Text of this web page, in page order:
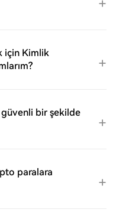
için Kimlik
güvenli bir şekilde
paralara